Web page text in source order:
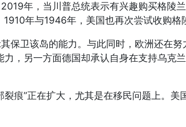
2019年，当川普总统表示有兴趣购买格陵
1910年与1946年，美国也再次尝试收购格
保卫该岛的能力。与此同时，欧洲还在努
，另一方面德国却承认自身在支持乌克
裂痕”正在扩大，尤其是在移民问题上。美